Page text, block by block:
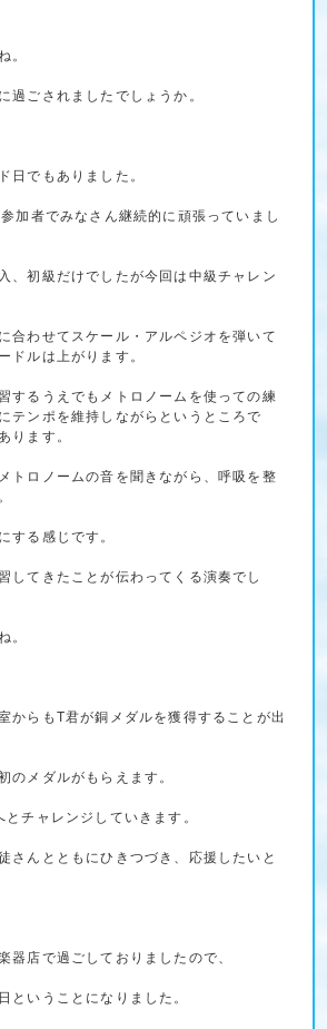
。
過ごされましたでしょうか。
日でもありました。
加者でみなさん継続的に頑張っていまし
、初級だけでしたが今回は中級チャレン
合わせてスケール・アルペジオを弾いて
ドルは上がります。
するうえでもメトロノームを使っての練
テンポを維持しながらというところで
ります。
トロノームの音を聞きながら、呼吸を整
する感じです。
してきたことが伝わってくる演奏でし
。
からもT君が銅メダルを獲得することが出
のメダルがもらえます。
チャレンジしていきます。
さんとともにひきつづき、応援したいと
器店で過ごしておりましたので、
ということになりました。